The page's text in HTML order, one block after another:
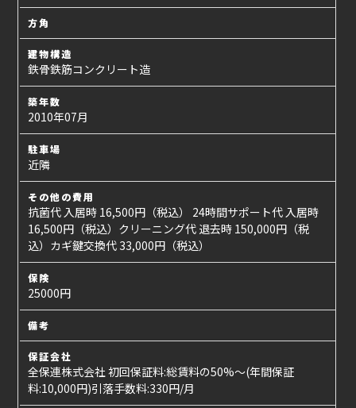
方角
建物構造
鉄骨鉄筋コンクリート造
築年数
2010年07月
駐車場
近隣
その他の費用
抗菌代 入居時 16,500円（税込） 24時間サポート代 入居時
16,500円（税込）クリーニング代 退去時 150,000円（税
込）カギ鍵交換代 33,000円（税込）
保険
25000円
備考
保証会社
全保連株式会社 初回保証料:総賃料の50%〜(年間保証
料:10,000円)引落手数料:330円/月